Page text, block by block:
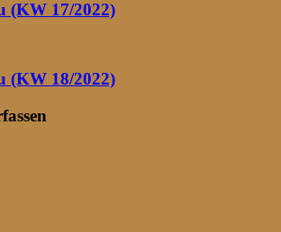
(KW 17/2022)
(KW 18/2022)